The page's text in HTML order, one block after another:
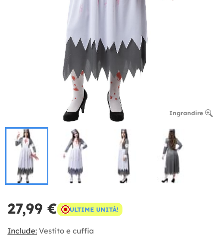
Ingrandire
27,99 € ULTIME UNITÀ!
Include: Vestito e cuffia